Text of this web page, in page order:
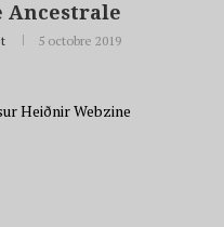
Ancestrale
5 octobre 2019
Heiðnir Webzine